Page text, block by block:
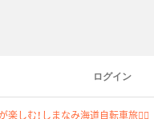
ログイン
しむ！しまなみ海道自転車旅🚴‍♀️